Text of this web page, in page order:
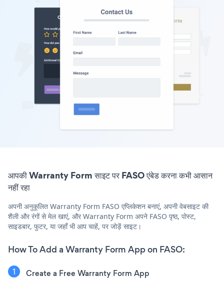
आपकी Warranty Form साइट पर FASO एंबेड करना कभी आसान
नहीं रहा
अपनी अनुकूलित Warranty Form FASO एप्लिकेशन बनाएं, अपनी वेबसाइट की
शैली और रंगों से मेल खाएं, और Warranty Form अपने FASO पृष्ठ, पोस्ट,
साइडबार, फुटर, या जहाँ भी आप चाहें, पर जोड़ें साइट।
How To Add a Warranty Form App on FASO:
Create a Free Warranty Form App